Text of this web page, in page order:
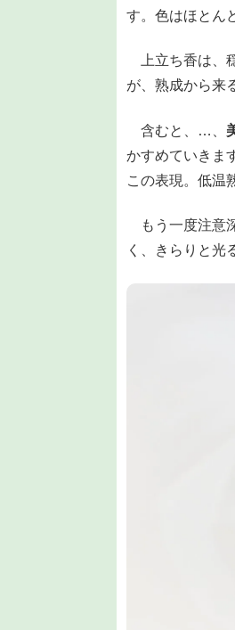
す。色はほとん
上立ち香は、
が、熟成から来
含むと、…、
かすめていきま
この表現。低温
もう一度注意
く、きらりと光